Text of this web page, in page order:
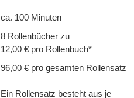
ca. 100 Minuten
8 Rollenbücher zu
12,00 € pro Rollenbuch*
96,00 € pro gesamten Rollensatz
Ein Rollensatz besteht aus je